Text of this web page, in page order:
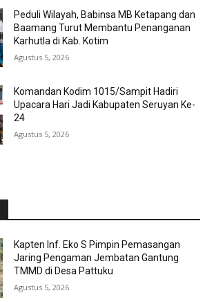
Peduli Wilayah, Babinsa MB Ketapang dan
Baamang Turut Membantu Penanganan
Karhutla di Kab. Kotim
Agustus 5, 2026
Komandan Kodim 1015/Sampit Hadiri
Upacara Hari Jadi Kabupaten Seruyan Ke-
24
Agustus 5, 2026
Kapten Inf. Eko S Pimpin Pemasangan
Jaring Pengaman Jembatan Gantung
TMMD di Desa Pattuku
Agustus 5, 2026